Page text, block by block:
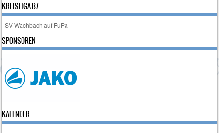
KREISLIGA B7
SV Wachbach auf FuPa
SPONSOREN
KALENDER